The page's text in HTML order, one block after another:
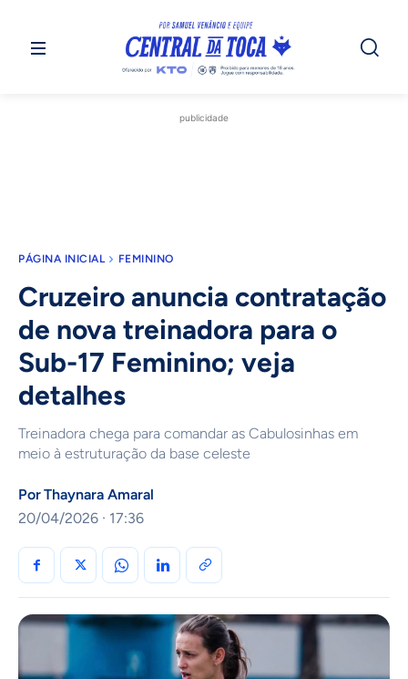
publicidade
PÁGINA INICIAL FEMININO
Cruzeiro anuncia contratação
de nova treinadora para o
Sub-17 Feminino; veja
detalhes
Treinadora chega para comandar as Cabulosinhas em
meio à estruturação da base celeste
PorThaynara Amaral
20/04/2026 · 17:36